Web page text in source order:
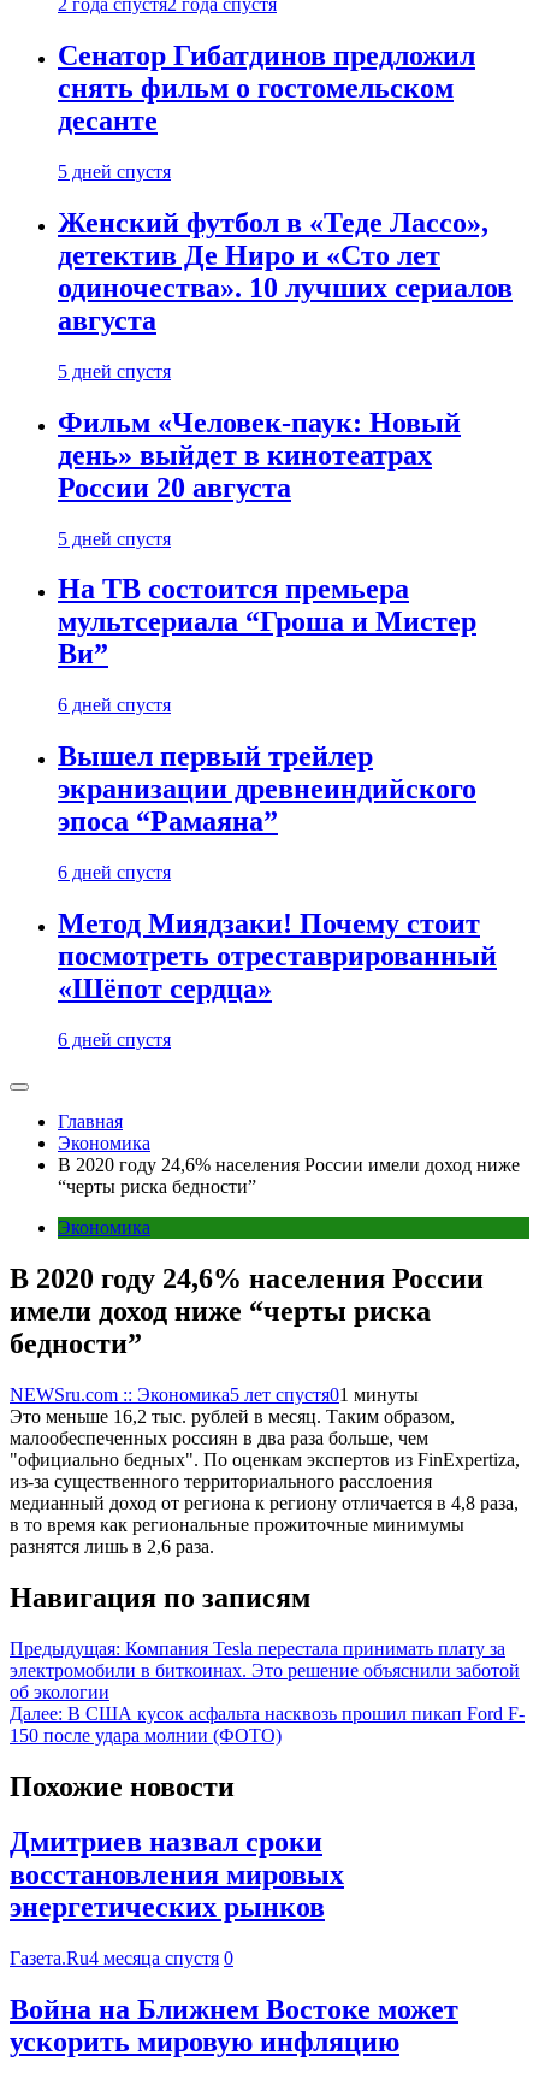
2 года спустя2 года спустя
Сенатор Гибатдинов предложил
снять фильм о гостомельском
десанте
5 дней спустя
Женский футбол в «Теде Лассо»,
детектив Де Ниро и «Сто лет
одиночества». 10 лучших сериалов
августа
5 дней спустя
Фильм «Человек-паук: Новый
день» выйдет в кинотеатрах
России 20 августа
5 дней спустя
На ТВ состоится премьера
мультсериала “Гроша и Мистер
Ви”
6 дней спустя
Вышел первый трейлер
экранизации древнеиндийского
эпоса “Рамаяна”
6 дней спустя
Метод Миядзаки! Почему стоит
посмотреть отреставрированный
«Шёпот сердца»
6 дней спустя
Главная
Экономика
В 2020 году 24,6% населения России имели доход ниже
“черты риска бедности”
Экономика
В 2020 году 24,6% населения России
имели доход ниже “черты риска
бедности”
NEWSru.com :: Экономика5 лет спустя01 минуты
Это меньше 16,2 тыс. рублей в месяц. Таким образом,
малообеспеченных россиян в два раза больше, чем
"официально бедных". По оценкам экспертов из FinExpertiza,
из-за существенного территориального расслоения
медианный доход от региона к региону отличается в 4,8 раза,
в то время как региональные прожиточные минимумы
разнятся лишь в 2,6 раза.
Навигация по записям
Предыдущая: Компания Tesla перестала принимать плату за
электромобили в биткоинах. Это решение объяснили заботой
об экологии
Далее: В США кусок асфальта насквозь прошил пикап Ford F-
150 после удара молнии (ФОТО)
Похожие новости
Дмитриев назвал сроки
восстановления мировых
энергетических рынков
Газета.Ru4 месяца спустя 0
Война на Ближнем Востоке может
ускорить мировую инфляцию